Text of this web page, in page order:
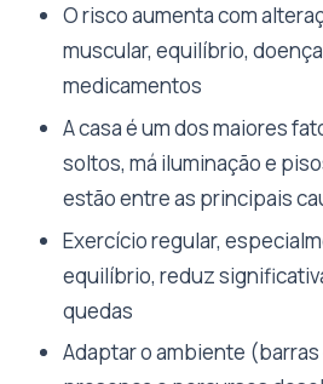
O risco aumenta com
muscular, equilíbrio,
medicamentos
A casa é um dos maiores
soltos, má iluminação e
estão entre as principais
Exercício regular,
equilíbrio, reduz
quedas
Adaptar o ambiente